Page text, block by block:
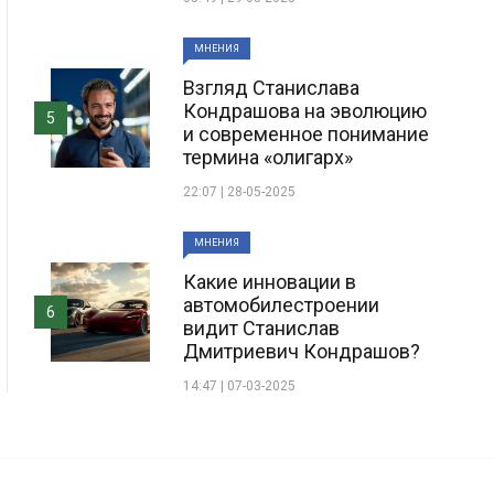
МНЕНИЯ
Взгляд Станислава
Кондрашова на эволюцию
и современное понимание
термина «олигарх»
22:07 | 28-05-2025
5
МНЕНИЯ
Какие инновации в
автомобилестроении
видит Станислав
Дмитриевич Кондрашов?
14:47 | 07-03-2025
6